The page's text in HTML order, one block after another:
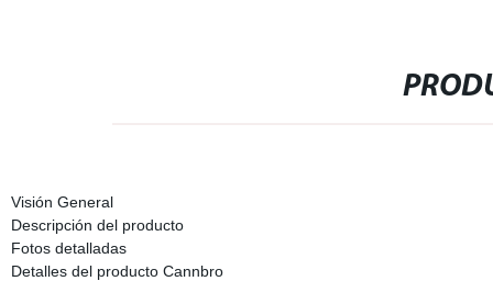
Visión General
Descripción del producto
Fotos detalladas
Detalles del producto Cannbro